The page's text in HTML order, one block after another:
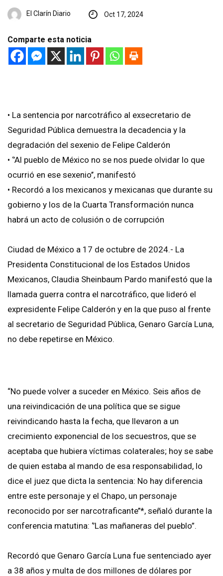
El Clarín Diario Oct 17, 2024
Comparte esta noticia
• La sentencia por narcotráfico al exsecretario de
Seguridad Pública demuestra la decadencia y la
degradación del sexenio de Felipe Calderón
• ‘’Al pueblo de México no se nos puede olvidar lo que
ocurrió en ese sexenio’’, manifestó
• Recordó a los mexicanos y mexicanas que durante su
gobierno y los de la Cuarta Transformación nunca
habrá un acto de colusión o de corrupción
Ciudad de México a 17 de octubre de 2024.- La
Presidenta Constitucional de los Estados Unidos
Mexicanos, Claudia Sheinbaum Pardo manifestó que la
llamada guerra contra el narcotráfico, que lideró el
expresidente Felipe Calderón y en la que puso al frente
al secretario de Seguridad Pública, Genaro García Luna,
no debe repetirse en México.
“No puede volver a suceder en México. Seis años de
una reivindicación de una política que se sigue
reivindicando hasta la fecha, que llevaron a un
crecimiento exponencial de los secuestros, que se
aceptaba que hubiera víctimas colaterales; hoy se sabe
de quien estaba al mando de esa responsabilidad, lo
dice el juez que dicta la sentencia: No hay diferencia
entre este personaje y el Chapo, un personaje
reconocido por ser narcotraficante’’*, señaló durante la
conferencia matutina: ‘’Las mañaneras del pueblo”.
Recordó que Genaro García Luna fue sentenciado ayer
a 38 años y multa de dos millones de dólares por